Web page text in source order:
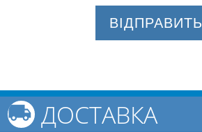
ВІДПРАВИТЬ
ДОСТАВКА